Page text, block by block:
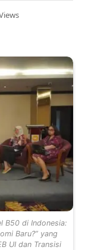
B50 di Indonesia:
Baru?” yang
UI dan Transisi